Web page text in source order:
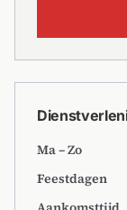
Ma – Zo
Feestdagen